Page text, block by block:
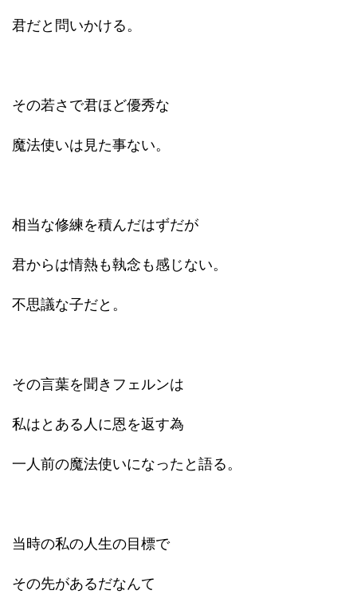
君だと問いかける。
その若さで君ほど優秀な
魔法使いは見た事ない。
相当な修練を積んだはずだが
君からは情熱も執念も感じない。
不思議な子だと。
その言葉を聞きフェルンは
私はとある人に恩を返す為
一人前の魔法使いになったと語る。
当時の私の人生の目標で
その先があるだなんて